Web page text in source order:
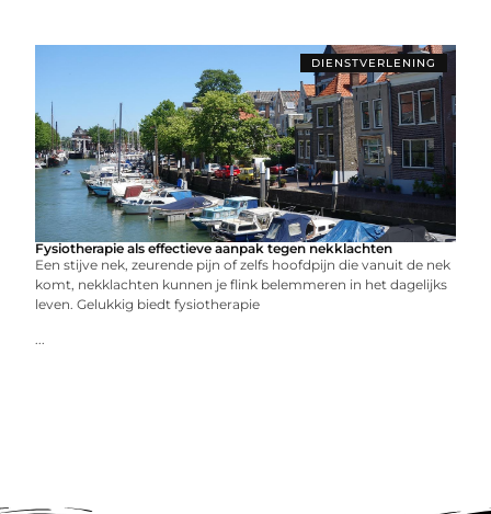
DIENSTVERLENING
Fysiotherapie als effectieve aanpak tegen nekklachten
Een stijve nek, zeurende pijn of zelfs hoofdpijn die vanuit de nek
komt, nekklachten kunnen je flink belemmeren in het dagelijks
leven. Gelukkig biedt fysiotherapie
...